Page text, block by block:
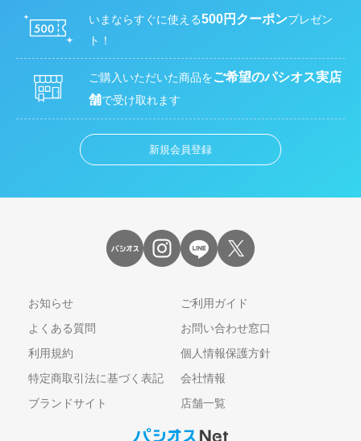
いまならすぐに使える500円クーポンプレゼン
ト！
ご購入いただいた商品をご希望のパシオス実店
舗で受け取れます
新規会員登録
お知らせ
ご利用ガイド
よくある質問
お問い合わせ窓口
利用規約
個人情報保護方針
特定商取引法に基づく表記
会社情報
ブランドサイト
店舗一覧